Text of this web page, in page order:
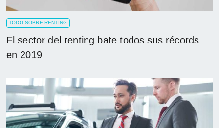
TODO SOBRE RENTING
El sector del renting bate todos sus récords
en 2019